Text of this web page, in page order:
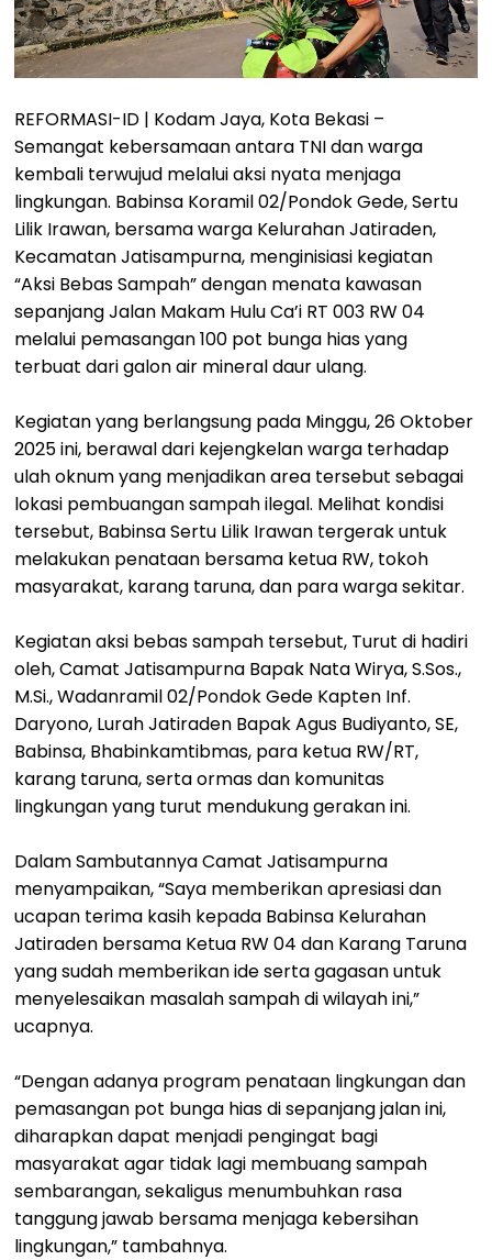
REFORMASI-ID | Kodam Jaya, Kota Bekasi –
Semangat kebersamaan antara TNI dan warga
kembali terwujud melalui aksi nyata menjaga
lingkungan. Babinsa Koramil 02/Pondok Gede, Sertu
Lilik Irawan, bersama warga Kelurahan Jatiraden,
Kecamatan Jatisampurna, menginisiasi kegiatan
“Aksi Bebas Sampah” dengan menata kawasan
sepanjang Jalan Makam Hulu Ca’i RT 003 RW 04
melalui pemasangan 100 pot bunga hias yang
terbuat dari galon air mineral daur ulang.
Kegiatan yang berlangsung pada Minggu, 26 Oktober
2025 ini, berawal dari kejengkelan warga terhadap
ulah oknum yang menjadikan area tersebut sebagai
lokasi pembuangan sampah ilegal. Melihat kondisi
tersebut, Babinsa Sertu Lilik Irawan tergerak untuk
melakukan penataan bersama ketua RW, tokoh
masyarakat, karang taruna, dan para warga sekitar.
Kegiatan aksi bebas sampah tersebut, Turut di hadiri
oleh, Camat Jatisampurna Bapak Nata Wirya, S.Sos.,
M.Si., Wadanramil 02/Pondok Gede Kapten Inf.
Daryono, Lurah Jatiraden Bapak Agus Budiyanto, SE,
Babinsa, Bhabinkamtibmas, para ketua RW/RT,
karang taruna, serta ormas dan komunitas
lingkungan yang turut mendukung gerakan ini.
Dalam Sambutannya Camat Jatisampurna
menyampaikan, “Saya memberikan apresiasi dan
ucapan terima kasih kepada Babinsa Kelurahan
Jatiraden bersama Ketua RW 04 dan Karang Taruna
yang sudah memberikan ide serta gagasan untuk
menyelesaikan masalah sampah di wilayah ini,”
ucapnya.
“Dengan adanya program penataan lingkungan dan
pemasangan pot bunga hias di sepanjang jalan ini,
diharapkan dapat menjadi pengingat bagi
masyarakat agar tidak lagi membuang sampah
sembarangan, sekaligus menumbuhkan rasa
tanggung jawab bersama menjaga kebersihan
lingkungan,” tambahnya.